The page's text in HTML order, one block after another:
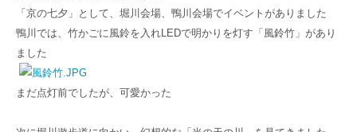
「京の七夕」として、堀川会場、鴨川会場でイベントがありました
鴨川では、竹かごに風鈴を入れLEDで明かりを灯す「風鈴竹」があり
ました
まだ点灯前でしたが、可愛かった